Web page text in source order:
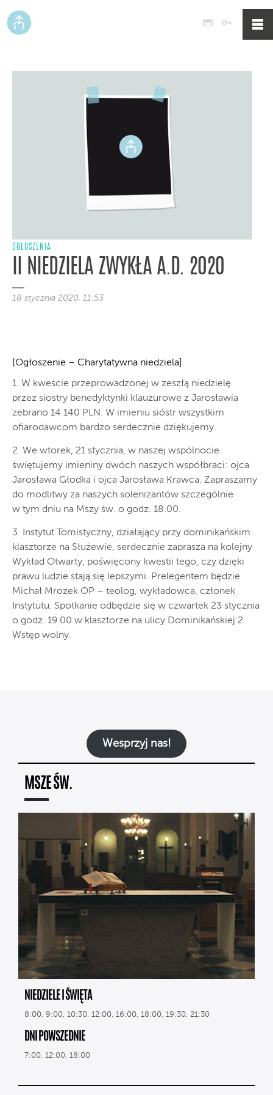
Poczta
OGŁOSZENIA
II NIEDZIELA ZWYKŁA A.D. 2020
18 stycznia 2020, 11:53
[Ogłoszenie – Charytatywna niedziela]
1. W kweście przeprowadzonej w zeszłą niedzielę
przez siostry benedyktynki klauzurowe z Jarosławia
zebrano 14 140 PLN. W imieniu sióstr wszystkim
ofiarodawcom bardzo serdecznie dziękujemy.
2. We wtorek, 21 stycznia, w naszej wspólnocie
świętujemy imieniny dwóch naszych współbraci: ojca
Jarosława Głodka i ojca Jarosława Krawca. Zapraszamy
do modlitwy za naszych solenizantów szczególnie
w tym dniu na Mszy św. o godz. 18.00.
3. Instytut Tomistyczny, działający przy dominikańskim
klasztorze na Służewie, serdecznie zaprasza na kolejny
Wykład Otwarty, poświęcony kwestii tego, czy dzięki
prawu ludzie stają się lepszymi. Prelegentem będzie
Michał Mrozek OP – teolog, wykładowca, członek
Instytutu. Spotkanie odbędzie się w czwartek 23 stycznia
o godz. 19.00 w klasztorze na ulicy Dominikańskiej 2.
Wstęp wolny.
Wesprzyj nas!
MSZE ŚW.
NIEDZIELE I ŚWIĘTA
8:00, 9:00, 10:30, 12:00, 16:00, 18:00, 19:30, 21:30
DNI POWSZEDNIE
7:00, 12:00, 18:00